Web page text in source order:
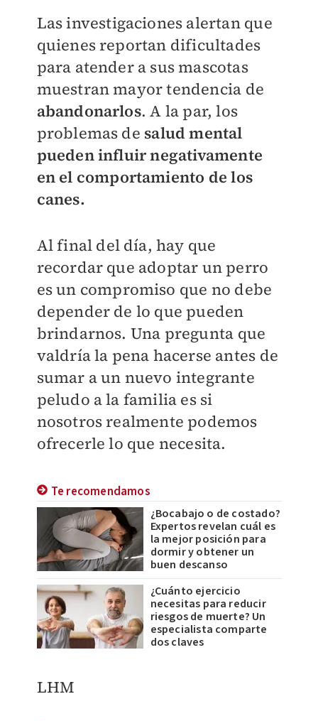
Las investigaciones alertan que
quienes reportan dificultades
para atender a sus mascotas
muestran mayor tendencia de
abandonarlos. A la par, los
problemas de salud mental
pueden influir negativamente
en el comportamiento de los
canes.
Al final del día, hay que
recordar que adoptar un perro
es un compromiso que no debe
depender de lo que pueden
brindarnos. Una pregunta que
valdría la pena hacerse antes de
sumar a un nuevo integrante
peludo a la familia es si
nosotros realmente podemos
ofrecerle lo que necesita.
Te recomendamos
¿Bocabajo o de costado?
Expertos revelan cuál es
la mejor posición para
dormir y obtener un
buen descanso
¿Cuánto ejercicio
necesitas para reducir
riesgos de muerte? Un
especialista comparte
dos claves
LHM